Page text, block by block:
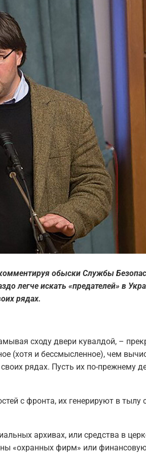
обыски Службы
легче искать «предателей» в
рядах.
сходу двери кувалдой, –
(хотя и бессмысленное), чем
рядах. Пусть их по-прежнему
с фронта, их генерируют в
архивах, или средства в
«охранных фирм» или